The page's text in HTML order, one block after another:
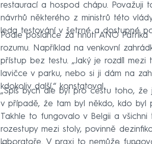
restaurací a hospod chápu. Považuji
návrhů některého z ministrů této
leda testování v šetrné a dostupné
Podle poslance za hnutí ANO
rozumu. Například na venkovní
přístup bez testu. „Jaký je rozdíl
lavičce v parku, nebo si ji dám na
kdokoliv další,“ konstatoval.
„Spíš bych ale byl pro cestu toho,
v případě, že tam byl někdo, kdo byl
Takhle to fungovalo v Belgii a
rozestupy mezi stoly, povinně